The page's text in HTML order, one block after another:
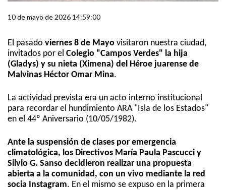
10 de mayo de 2026 14:59:00
El pasado viernes 8 de Mayo visitaron nuestra ciudad,
invitados por el Colegio "Campos Verdes" la hija
(Gladys) y su nieta (Ximena) del Héroe juarense de
Malvinas Héctor Omar Mina.
La actividad prevista era un acto interno institucional
para recordar el hundimiento ARA "Isla de los Estados"
en el 44º Aniversario (10/05/1982).
Ante la suspensión de clases por emergencia
climatológica, los Directivos María Paula Pascucci y
Silvio G. Sanso decidieron realizar una propuesta
abierta a la comunidad, con un vivo mediante la red
socia Instagram. En el mismo se expuso en la primera